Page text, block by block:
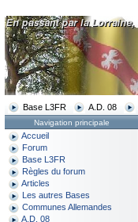
Base L3FR A.D. 08
Navigation principale
Accueil
Forum
Base L3FR
Règles du forum
Articles
Les autres Bases
Communes Allemandes
A.D. 08